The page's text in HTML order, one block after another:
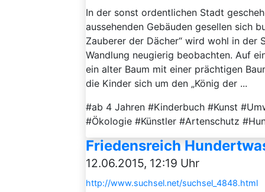
In der sonst ordentlichen Stadt
aussehenden Gebäuden gesellen sich
Zauberer der Dächer“ wird wohl in der
Wandlung neugierig beobachten. Auf
ein alter Baum mit einer prächtigen
die Kinder sich um den „König der ...
#ab 4 Jahren #Kinderbuch #Kunst
#Ökologie #Künstler #Artenschutz
Friedensreich
12.06.2015, 12:19 Uhr
http://www.suchsel.net/suchsel_4848.html